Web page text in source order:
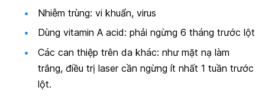
Nhiễm trùng: vi khuẩn, virus
Dùng vitamin A acid: phải ngừng 6 tháng trước lột
Các can thiệp trên da khác: như mặt nạ làm
trắng, điều trị laser cần ngừng ít nhất 1 tuần trước
lột.